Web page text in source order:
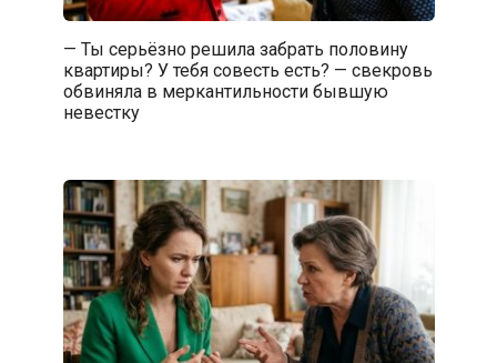
— Ты серьёзно решила забрать половину
квартиры? У тебя совесть есть? — свекровь
обвиняла в меркантильности бывшую
невестку